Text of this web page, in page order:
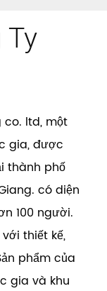
Ty
co. ltd, một
gia, được
thành phố
có diện
100 người.
thiết kế,
phẩm của
gia và khu